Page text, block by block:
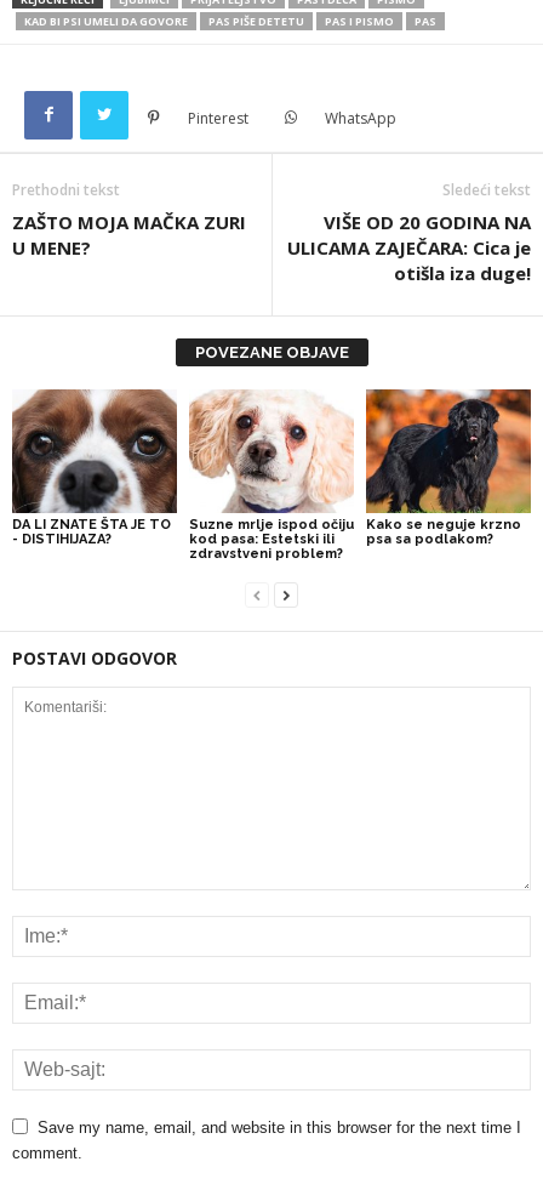
KAD BI PSI UMELI DA GOVORE
PAS PIŠE DETETU PAS I PISMO PAS
Pinterest WhatsApp
Prethodni tekst
ZAŠTO MOJA MAČKA ZURI
U MENE?
Sledeći tekst
VIŠE OD 20 GODINA NA
ULICAMA ZAJEČARA: Cica je
otišla iza duge!
POVEZANE OBJAVE
DA LI ZNATE ŠTA JE TO
- DISTIHIJAZA?
Suzne mrlje ispod očiju
kod pasa: Estetski ili
zdravstveni problem?
Kako se neguje krzno
psa sa podlakom?
POSTAVI ODGOVOR
Save my name, email, and website in this browser for the next time I
comment.